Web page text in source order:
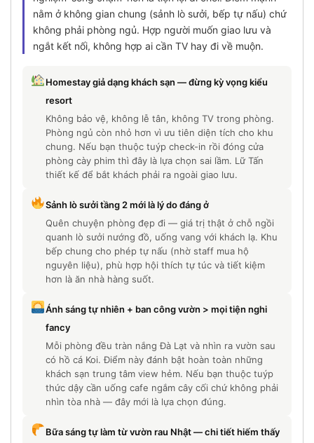
nằm ở không gian chung (sảnh lò sưởi, bếp tự nấu) chứ
không phải phòng ngủ. Hợp người muốn giao lưu và
ngắt kết nối, không hợp ai cần TV hay đi về muộn.
Homestay giả dạng khách sạn — đừng kỳ vọng kiểu
resort
Không bảo vệ, không lễ tân, không TV trong phòng.
Phòng ngủ còn nhỏ hơn vì ưu tiên diện tích cho khu
chung. Nếu bạn thuộc tuýp check-in rồi đóng cửa
phòng cày phim thì đây là lựa chọn sai lầm. Lữ Tấn
thiết kế để bắt khách phải ra ngoài giao lưu.
Sảnh lò sưởi tầng 2 mới là lý do đáng ở
Quên chuyện phòng đẹp đi — giá trị thật ở chỗ ngồi
quanh lò sưởi nướng đồ, uống vang với khách lạ. Khu
bếp chung cho phép tự nấu (nhờ staff mua hộ
nguyên liệu), phù hợp hội thích tự túc và tiết kiệm
hơn là ăn nhà hàng suốt.
Ánh sáng tự nhiên + ban công vườn > mọi tiện nghi
fancy
Mỗi phòng đều tràn nắng Đà Lạt và nhìn ra vườn sau
có hồ cá Koi. Điểm này đánh bật hoàn toàn những
khách sạn trung tâm view hẻm. Nếu bạn thuộc tuýp
thức dậy cần uống cafe ngắm cây cối chứ không phải
nhìn tòa nhà — đây mới là lựa chọn đúng.
Bữa sáng tự làm từ vườn rau Nhật — chi tiết hiếm thấy